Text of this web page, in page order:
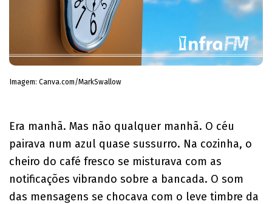
Imagem: Canva.com/MarkSwallow
Era manhã. Mas não qualquer manhã. O céu
pairava num azul quase sussurro. Na cozinha, o
cheiro do café fresco se misturava com as
notificações vibrando sobre a bancada. O som
das mensagens se chocava com o leve timbre da